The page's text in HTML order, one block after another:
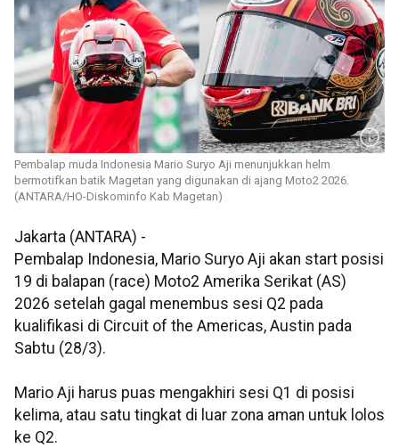
Pembalap muda Indonesia Mario Suryo Aji menunjukkan helm
bermotifkan batik Magetan yang digunakan di ajang Moto2 2026.
(ANTARA/HO-Diskominfo Kab Magetan)
Jakarta (ANTARA) -
Pembalap Indonesia, Mario Suryo Aji akan start posisi
19 di balapan (race) Moto2 Amerika Serikat (AS)
2026 setelah gagal menembus sesi Q2 pada
kualifikasi di Circuit of the Americas, Austin pada
Sabtu (28/3).
Mario Aji harus puas mengakhiri sesi Q1 di posisi
kelima, atau satu tingkat di luar zona aman untuk lolos
ke Q2.